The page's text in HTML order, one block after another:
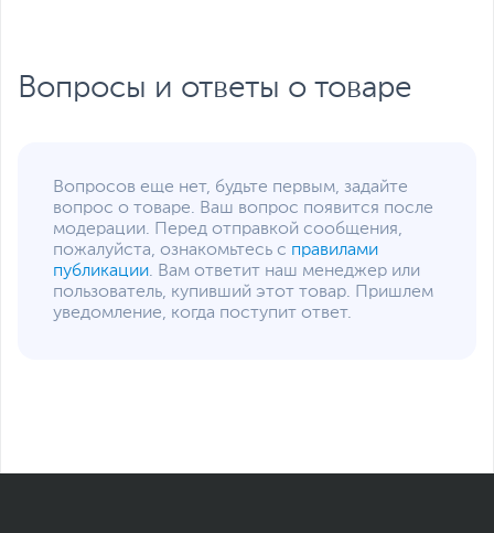
пожалуйста, выделите текст с ошибкой и нажмите Ctrl+Enter.
Xарактеристики, комплект поставки и внешний вид данного товара
Вопросы и ответы о товаре
Вопросов еще нет, будьте первым, задайте
вопрос о товаре. Ваш вопрос появится после
модерации. Перед отправкой сообщения,
пожалуйста, ознакомьтесь с правилами
публикации. Вам ответит наш менеджер или
пользователь, купивший этот товар. Пришлем
уведомление, когда поступит ответ.